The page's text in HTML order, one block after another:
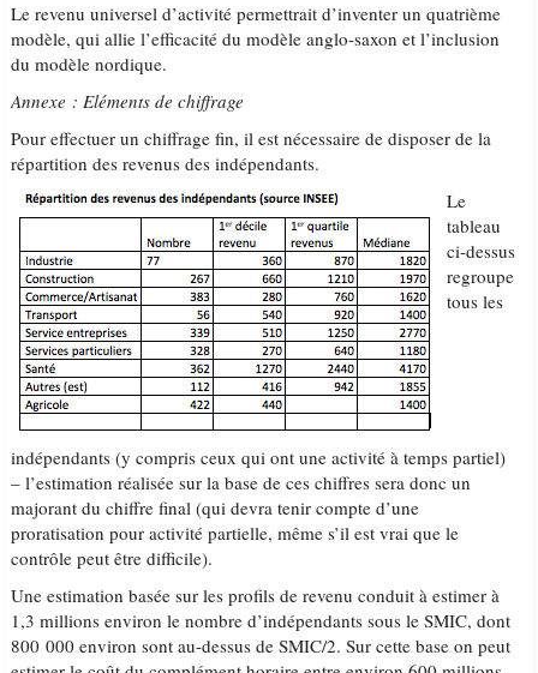
Le revenu universel d’activité permettrait d’inventer un quatrième
modèle, qui allie l’efficacité du modèle anglo-saxon et l’inclusion
du modèle nordique.
Annexe : Eléments de chiffrage
Pour effectuer un chiffrage fin, il est nécessaire de disposer de la
répartition des revenus des indépendants.
Le
tableau
ci-dessus
regroupe
tous les
indépendants (y compris ceux qui ont une activité à temps partiel)
– l’estimation réalisée sur la base de ces chiffres sera donc un
majorant du chiffre final (qui devra tenir compte d’une
proratisation pour activité partielle, même s’il est vrai que le
contrôle peut être difficile).
Une estimation basée sur les profils de revenu conduit à estimer à
1,3 millions environ le nombre d’indépendants sous le SMIC, dont
800 000 environ sont au-dessus de SMIC/2. Sur cette base on peut